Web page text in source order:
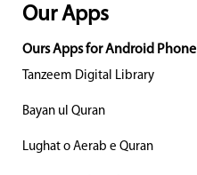
Our Apps
Ours Apps for Android Phone
Tanzeem Digital Library
Bayan ul Quran
Lughat o Aerab e Quran